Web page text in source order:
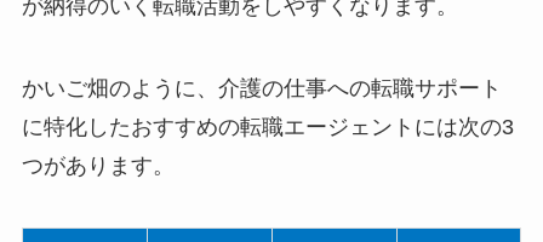
が納得のいく転職活動をしやすくなります。
かいご畑のように、介護の仕事への転職サポート
に特化したおすすめの転職エージェントには次の3
つがあります。